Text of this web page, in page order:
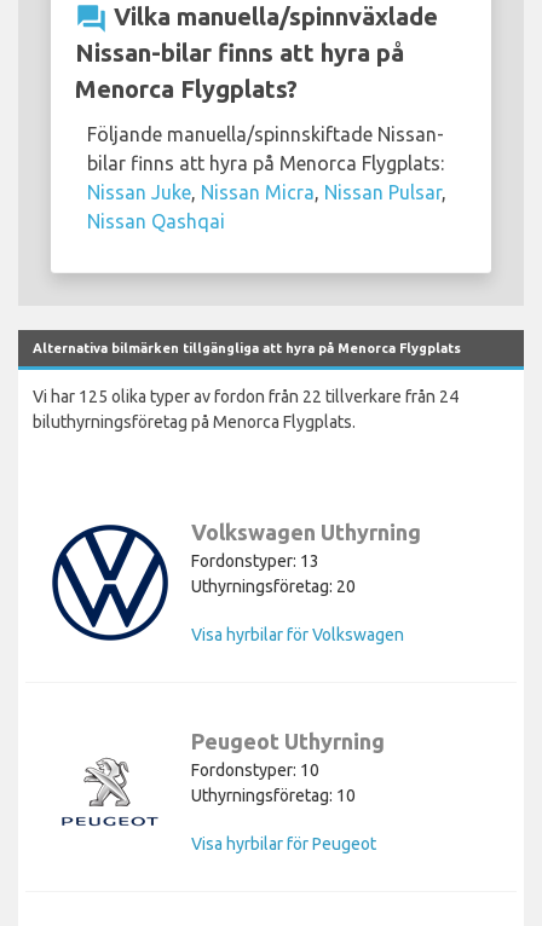
question_answer Vilka manuella/spinnväxlade
Nissan-bilar finns att hyra på
Menorca Flygplats?
Följande manuella/spinnskiftade Nissan-
bilar finns att hyra på Menorca Flygplats:
Nissan Juke, Nissan Micra, Nissan Pulsar,
Nissan Qashqai
Alternativa bilmärken tillgängliga att hyra på Menorca Flygplats
Vi har 125 olika typer av fordon från 22 tillverkare från 24
biluthyrningsföretag på Menorca Flygplats.
Volkswagen Uthyrning
Fordonstyper: 13
Uthyrningsföretag: 20
Visa hyrbilar för Volkswagen
Peugeot Uthyrning
Fordonstyper: 10
Uthyrningsföretag: 10
Visa hyrbilar för Peugeot